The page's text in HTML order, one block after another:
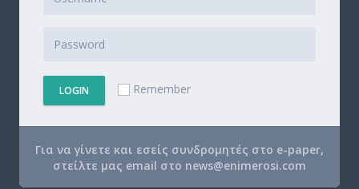
LOGIN Remember
Για να γίνετε και εσείς συνδρομητές στο e-paper,
στείλτε μας email στο news@enimerosi.com